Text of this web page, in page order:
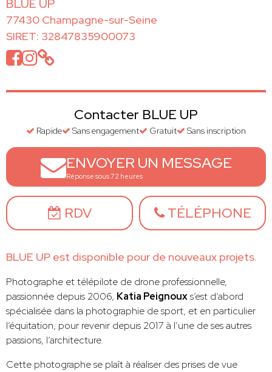
BLUE UP
77430 Champagne-sur-Seine
SIRET: 32847835900073
Contacter BLUE UP
Rapide Sans engagement Gratuit Sans inscription
ENVOYER UN MESSAGE
Réponse sous 72 heures
RDV TÉLÉPHONE
BLUE UP est disponible pour de nouveaux projets.
Photographe et télépilote de drone professionnelle,
passionnée depuis 2006, Katia Peignouxs’est d’abord
spécialisée dans la photographie de sport, et en particulier
l’équitation, pour revenir depuis 2017 à l’une de ses autres
passions, l’architecture.
Cette photographe se plaît à réaliser des prises de vue